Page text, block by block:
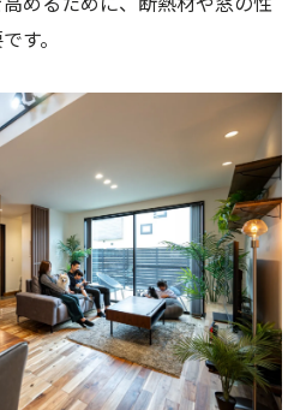
す。